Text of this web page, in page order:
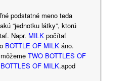
podstatné meno teda
“jednotku látky”, ktorú
Napr. MILKpočítať
BOTTLE OF MILKáno.
TWO BOTTLES OF
OF MILK.apod